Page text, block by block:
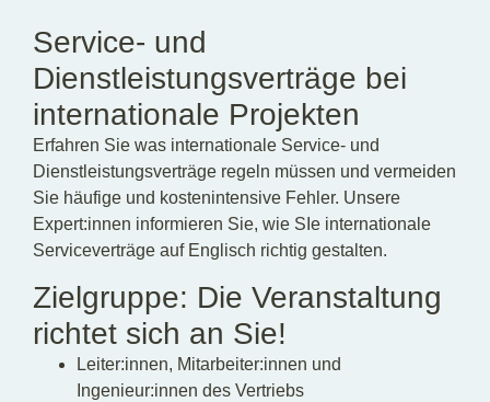
Service- und
Dienstleistungsverträge bei
internationale Projekten
Erfahren Sie was internationale Service- und
Dienstleistungsverträge regeln müssen und vermeiden
Sie häufige und kostenintensive Fehler. Unsere
Expert:innen informieren Sie, wie SIe internationale
Serviceverträge auf Englisch richtig gestalten.
Zielgruppe: Die Veranstaltung
richtet sich an Sie!
Leiter:innen, Mitarbeiter:innen und
Ingenieur:innen des Vertriebs